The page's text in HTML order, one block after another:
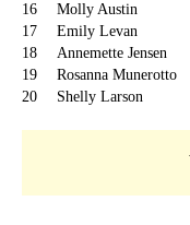
16
Molly Austin
17
Emily Levan
18
Annemette Jensen
19
Rosanna Munerotto
20
Shelly Larson